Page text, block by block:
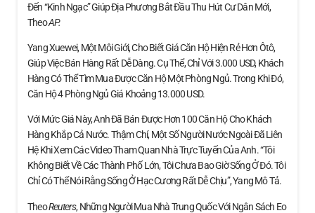
Đến “kinh Ngạc” Giúp Địa Phương Bắt Đầu Thu Hút Cư Dân Mới,
TheoAP.
Yang Xuewei, Một Môi Giới, Cho Biết Giá Căn Hộ Hiện Rẻ Hơn Ôtô,
Giúp Việc Bán Hàng Rất Dễ Dàng. Cụ Thể, Chỉ Với 3.000 USD, Khách
Hàng Có Thể Tìm Mua Được Căn Hộ Một Phòng Ngủ. Trong Khi Đó,
Căn Hộ 4 Phòng Ngủ Giá Khoảng 13.000 USD.
Với Mức Giá Này, Anh Đã Bán Được Hơn 100 Căn Hộ Cho Khách
Hàng Khắp Cả Nước. Thậm Chí, Một Số Người Nước Ngoài Đã Liên
Hệ Khi Xem Các Video Tham Quan Nhà Trực Tuyến Của Anh. “Tôi
Không Biết Về Các Thành Phố Lớn, Tôi Chưa Bao Giờ Sống Ở Đó. Tôi
Chỉ Có Thể Nói Rằng Sống Ở Hạc Cương Rất Dễ Chịu”, Yang Mô Tả.
TheoReuters, Những Người Mua Nhà Trung Quốc Với Ngân Sách Eo